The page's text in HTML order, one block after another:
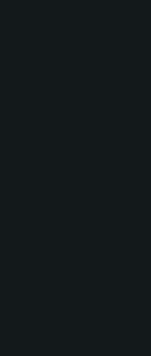
OS:
Procesor:
OS: Mac
OS:
Procesor: